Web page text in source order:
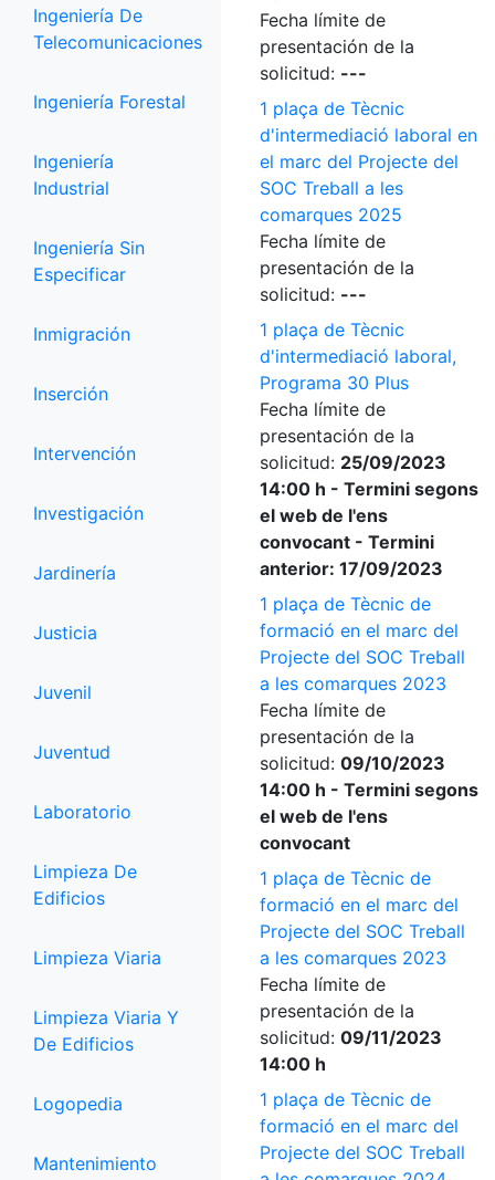
Ingeniería De
Telecomunicaciones
Ingeniería Forestal
Ingeniería
Industrial
Ingeniería Sin
Especificar
Inmigración
Inserción
Intervención
Investigación
Jardinería
Justicia
Juvenil
Juventud
Laboratorio
Limpieza De
Edificios
Limpieza Viaria
Limpieza Viaria Y
De Edificios
Logopedia
Mantenimiento
Fecha límite de
presentación de la
solicitud: ---
1 plaça de Tècnic
d'intermediació laboral en
el marc del Projecte del
SOC Treball a les
comarques 2025
Fecha límite de
presentación de la
solicitud: ---
1 plaça de Tècnic
d'intermediació laboral,
Programa 30 Plus
Fecha límite de
presentación de la
solicitud: 25/09/2023
14:00 h - Termini segons
el web de l'ens
convocant - Termini
anterior: 17/09/2023
1 plaça de Tècnic de
formació en el marc del
Projecte del SOC Treball
a les comarques 2023
Fecha límite de
presentación de la
solicitud: 09/10/2023
14:00 h - Termini segons
el web de l'ens
convocant
1 plaça de Tècnic de
formació en el marc del
Projecte del SOC Treball
a les comarques 2023
Fecha límite de
presentación de la
solicitud: 09/11/2023
14:00 h
1 plaça de Tècnic de
formació en el marc del
Projecte del SOC Treball